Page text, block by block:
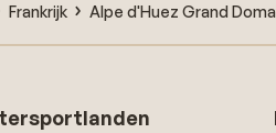
Frankrijk Alpe d'Huez Grand